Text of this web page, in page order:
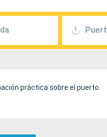
práctica sobre el puerto.